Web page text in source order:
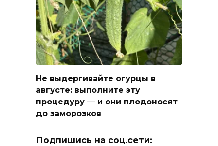
Не выдергивайте огурцы в
августе: выполните эту
процедуру — и они плодоносят
до заморозков
Подпишись на соц.сети: